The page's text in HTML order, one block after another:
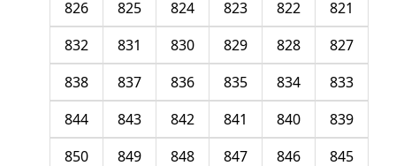
821
822
823
824
825
826
827
828
829
830
831
832
833
834
835
836
837
838
839
840
841
842
843
844
845
846
847
848
849
850